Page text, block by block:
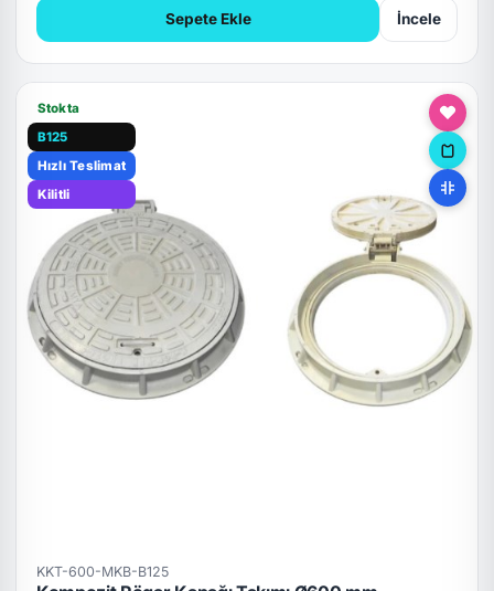
Sepete Ekle İncele
Stokta
B125
Hızlı Teslimat
Kilitli
KKT-600-MKB-B125